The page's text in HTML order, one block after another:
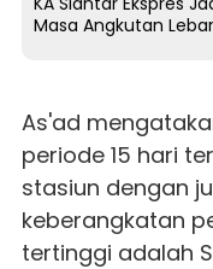
Masa Angkutan
As'ad
periode 15 hari
stasiun dengan
keberangkatan
tertinggi adalah